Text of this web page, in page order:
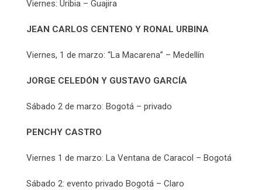
Viernes: Uribia – Guajira
JEAN CARLOS CENTENO Y RONAL URBINA
Viernes, 1 de marzo: “La Macarena” – Medellín
JORGE CELEDÓN Y GUSTAVO GARCÍA
Sábado 2 de marzo: Bogotá – privado
PENCHY CASTRO
Viernes 1 de marzo: La Ventana de Caracol – Bogotá
Sábado 2: evento privado Bogotá – Claro